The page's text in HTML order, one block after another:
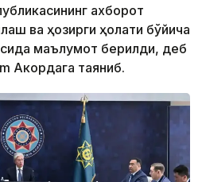
ахборот
ва ҳозирги ҳолати бўйича
маълумот берилди, деб
Акордага таяниб.